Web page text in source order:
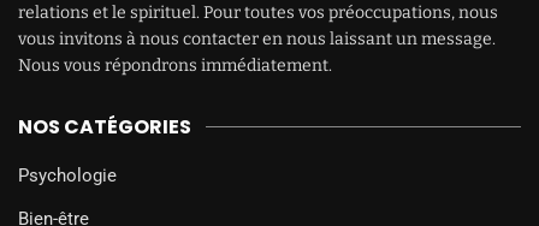
relations et le spirituel. Pour toutes vos préoccupations, nous
vous invitons à nous contacter en nous laissant un message.
Nous vous répondrons immédiatement.
NOS CATÉGORIES
Psychologie
Bien-être